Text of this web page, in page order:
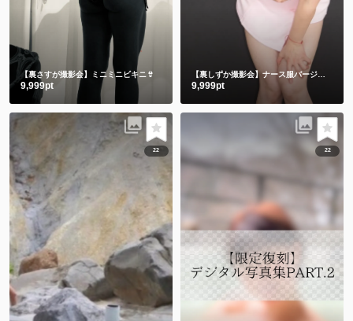
【裏さすが撮影会】ミニミニビキニ👙
9,999pt 9,999pt
22 22